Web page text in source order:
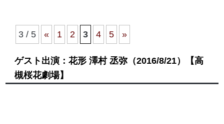
3 / 5 « 1 2 3 4 5 »
ゲスト出演：花形 澤村 丞弥（2016/8/21）
【高
槻桜花劇場】